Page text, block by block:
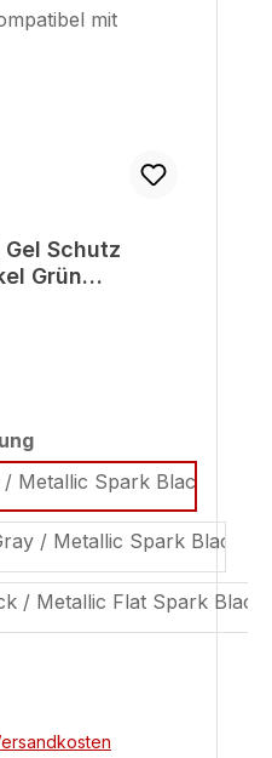
Schutz
Grün
auswählen